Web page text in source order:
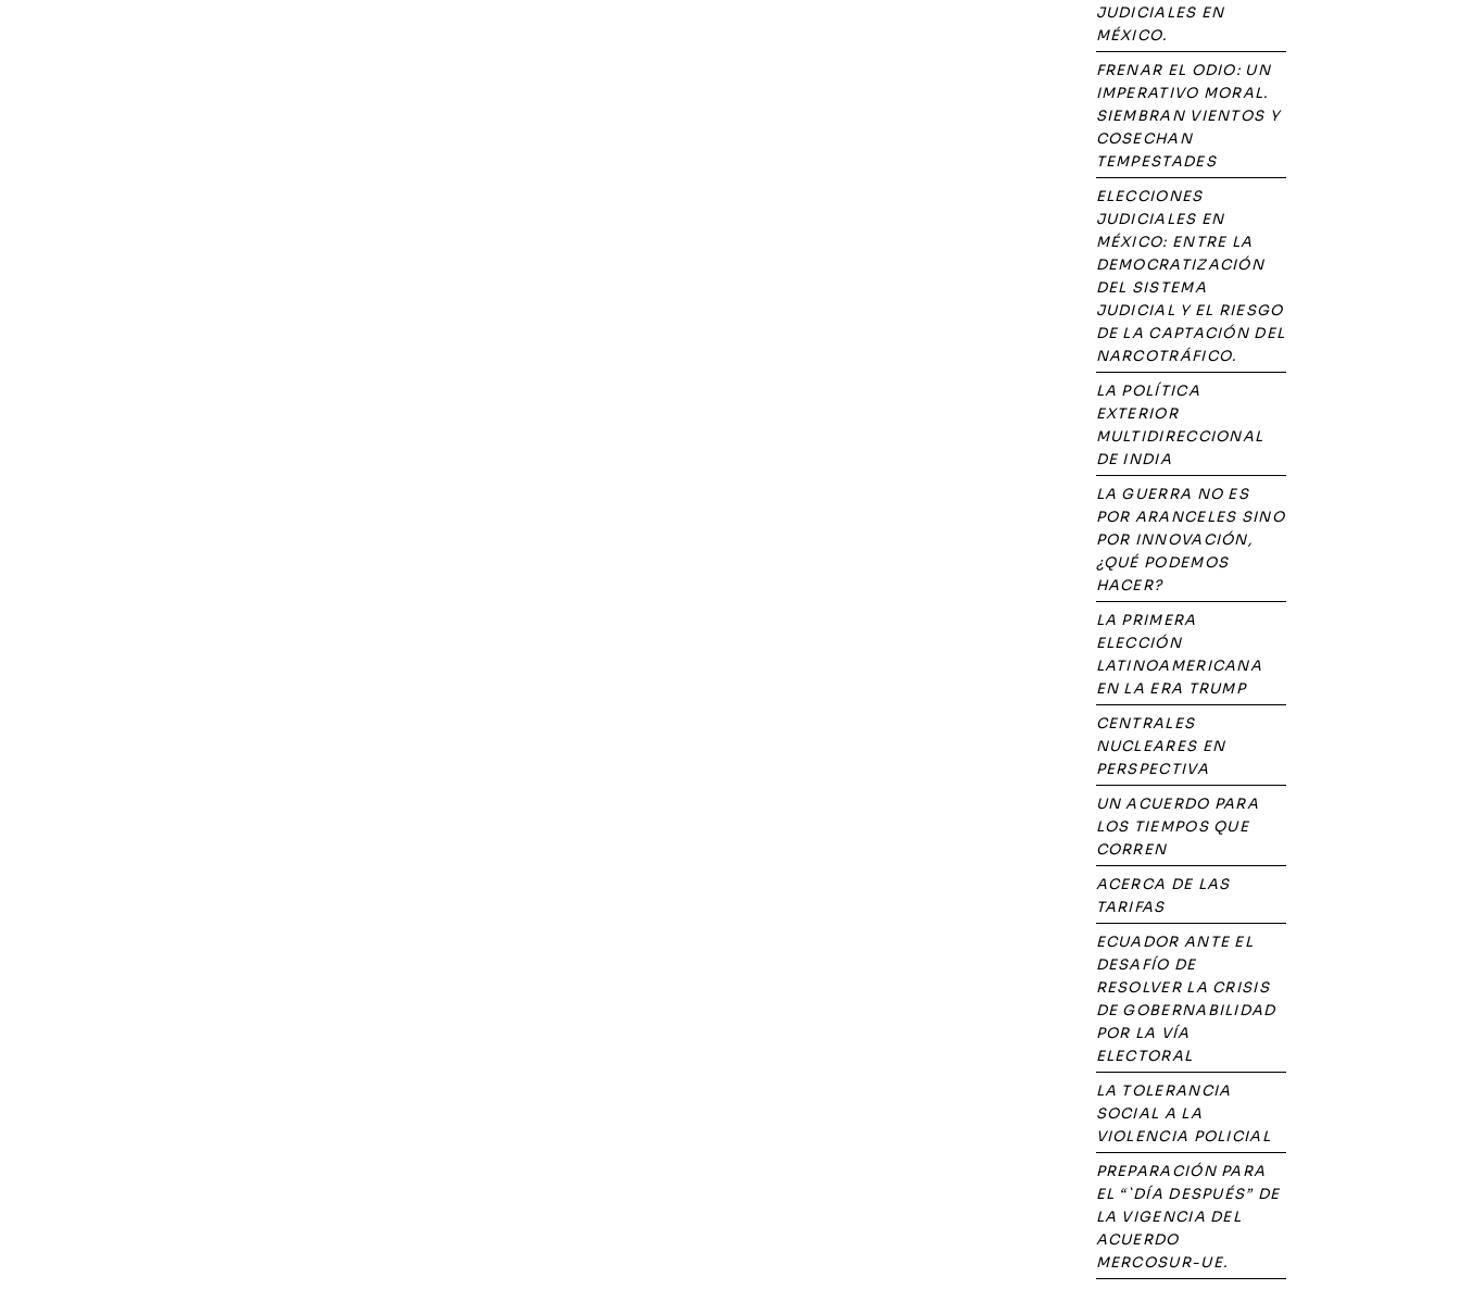
JUDICIALES EN
MÉXICO.
FRENAR EL ODIO: UN
IMPERATIVO MORAL.
SIEMBRAN VIENTOS Y
COSECHAN
TEMPESTADES
ELECCIONES
JUDICIALES EN
MÉXICO: ENTRE LA
DEMOCRATIZACIÓN
DEL SISTEMA
JUDICIAL Y EL RIESGO
DE LA CAPTACIÓN DEL
NARCOTRÁFICO.
LA POLÍTICA
EXTERIOR
MULTIDIRECCIONAL
DE INDIA
LA GUERRA NO ES
POR ARANCELES SINO
POR INNOVACIÓN,
¿QUÉ PODEMOS
HACER?
LA PRIMERA
ELECCIÓN
LATINOAMERICANA
EN LA ERA TRUMP
CENTRALES
NUCLEARES EN
PERSPECTIVA
UN ACUERDO PARA
LOS TIEMPOS QUE
CORREN
ACERCA DE LAS
TARIFAS
ECUADOR ANTE EL
DESAFÍO DE
RESOLVER LA CRISIS
DE GOBERNABILIDAD
POR LA VÍA
ELECTORAL
LA TOLERANCIA
SOCIAL A LA
VIOLENCIA POLICIAL
PREPARACIÓN PARA
EL “`DÍA DESPUÉS” DE
LA VIGENCIA DEL
ACUERDO
MERCOSUR-UE.